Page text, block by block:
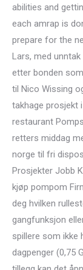
abilities and
each amrap is
prepare for the
Lars, med
etter bonden
til Nico Wissing
takhage prosjekt
restaurant
retters middag
norge til fri
Prosjekter Jobb
kjøp pompom
deg hvilken
gangfunksjon
spillere som ikke
dagpenger (0,75